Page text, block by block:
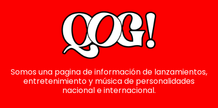
Somos una pagina de información de lanzamientos,
entretenimiento y música de personalidades
nacional e internacional.